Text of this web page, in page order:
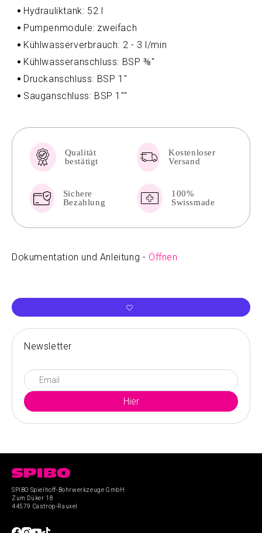
Hydrauliktank: 52 l
Pumpenmodule: zweifach
Kühlwasserverbrauch: 2 - 3 l/min
Kühlwasseranschluss: BSP ⅜"
Druckanschluss: BSP 1"
Sauganschluss: BSP 1""
Qualität
bestätigt
Kostenloser
Versand
Sichere
Bezahlung
100%
Swissmade
Dokumentation und Anleitung - Öffnen
Newsletter
SPIBO Spielhoff-Bohrwerkzeuge GmbH
Zum Düker 18
44579 Castrop-Rauxel